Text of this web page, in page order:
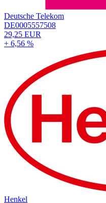
Deutsche Telekom
DE0005557508
29,25 EUR
+ 6,56 %
Henkel